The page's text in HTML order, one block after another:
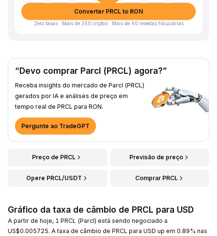
Converter PRCL to RON
Zero taxas · Mais de 350 criptos · Mais de 40 moedas fiduciárias
“Devo comprar Parcl (PRCL) agora?”
Receba insights do mercado de Parcl (PRCL)
gerados por IA e análises de preço em
tempo real de PRCL para RON.
Pergunte ao TradeGPT
Preço de PRCL Previsão de preço
Opere PRCL/USDT Comprar PRCL
Gráfico da taxa de câmbio de PRCL para USD
A partir de hoje, 1 PRCL (Parcl) está sendo negociado a
US$0.005725. A taxa de câmbio de PRCL para USD up em 0.89% nas